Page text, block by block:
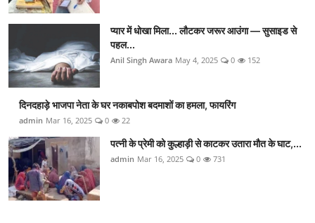
प्यार में धोखा मिला... लौटकर जरूर आउंगा — सुसाइड से
पहल...
Anil Singh Awara May 4, 2025 0 152
दिनदहाड़े भाजपा नेता के घर नकाबपोश बदमाशों का हमला, फायरिंग
admin Mar 16, 2025 0 22
पत्नी के प्रेमी को कुल्हाड़ी से काटकर उतारा मौत के घाट,...
admin Mar 16, 2025 0 731